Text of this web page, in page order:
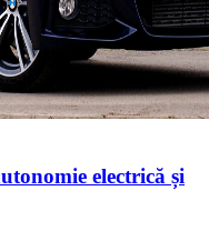
electrică și